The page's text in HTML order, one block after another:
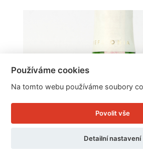
Používáme cookies
Na tomto webu používáme soubory
Povolit vše
Detailní nastavení